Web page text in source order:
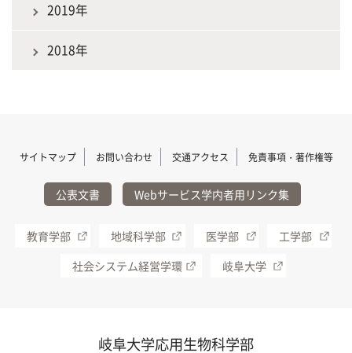
2019年
2018年
サイトマップ お問い合わせ 交通アクセス 免責事項・著作権等
公表文書 Webサービス学内者用リンク集
教育学部 地域科学部 医学部
工学部
社会システム経営学環
岐阜大学
岐阜大学応用生物科学部